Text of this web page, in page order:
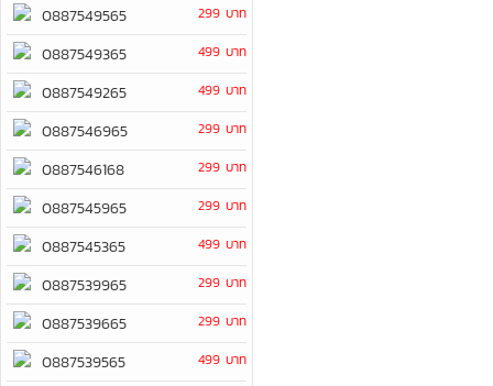
0887549565 299 บาท
0887549365 499 บาท
0887549265 499 บาท
0887546965 299 บาท
0887546168 299 บาท
0887545965 299 บาท
0887545365 499 บาท
0887539965 299 บาท
0887539665 299 บาท
0887539565 499 บาท